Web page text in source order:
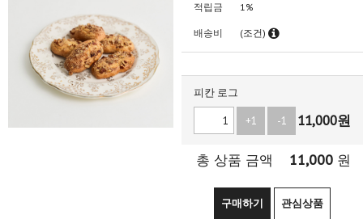
적립금 1%
배송비 (조건)
피칸 로그
+1 -1 11,000원
총 상품 금액 11,000 원
구매하기 관심상품